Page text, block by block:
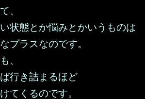
、
状態とか悩みとかいうものは
プラスなのです。
、
行き詰まるほど
てくるのです。